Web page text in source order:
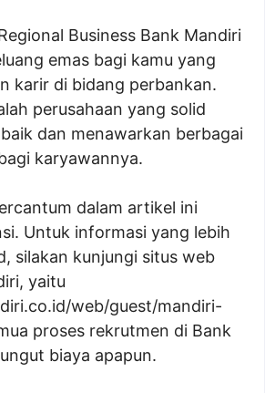
Business Bank Mandiri
emas bagi kamu yang
karir di bidang perbankan.
perusahaan yang solid
dan menawarkan berbagai
karyawannya.
dalam artikel ini
Untuk informasi yang lebih
silakan kunjungi situs web
yaitu
web/guest/mandiri-
proses rekrutmen di Bank
biaya apapun.